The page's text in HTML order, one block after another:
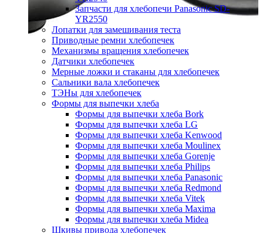
Запчасти для хлебопечи Panasonic SD-
YR2550
Лопатки для замешивания теста
Приводные ремни хлебопечек
Механизмы вращения хлебопечек
Датчики хлебопечек
Мерные ложки и стаканы для хлебопечек
Сальники вала хлебопечек
ТЭНы для хлебопечек
Формы для выпечки хлеба
Формы для выпечки хлеба Bork
Формы для выпечки хлеба LG
Формы для выпечки хлеба Kenwood
Формы для выпечки хлеба Moulinex
Формы для выпечки хлеба Gorenje
Формы для выпечки хлеба Philips
Формы для выпечки хлеба Panasonic
Формы для выпечки хлеба Redmond
Формы для выпечки хлеба Vitek
Формы для выпечки хлеба Maxima
Формы для выпечки хлеба Midea
Шкивы привода хлебопечек